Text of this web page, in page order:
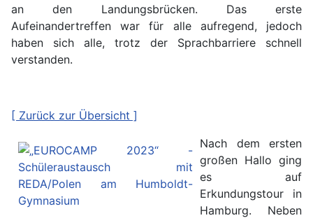
an den Landungsbrücken. Das erste
Aufeinandertreffen war für alle aufregend, jedoch
haben sich alle, trotz der Sprachbarriere schnell
verstanden.
[ Zurück zur Übersicht ]
Nach dem ersten
großen Hallo ging
es auf
Erkundungstour in
Hamburg. Neben